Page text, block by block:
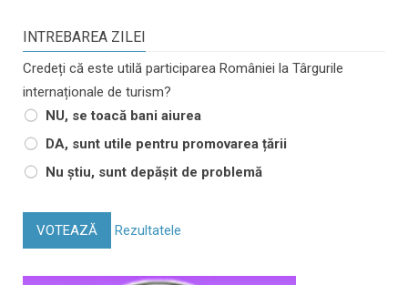
INTREBAREA ZILEI
Credeți că este utilă participarea României la Târgurile
internaționale de turism?
NU, se toacă bani aiurea
DA, sunt utile pentru promovarea țării
Nu știu, sunt depășit de problemă
VOTEAZĂ Rezultatele